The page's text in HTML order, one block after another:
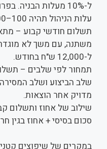
עלות הניהול תהיה 100–200 אלף ש"ח.
תשלום חודשי קבוע –
ל-12,000 ש"ח בחודש.
תמחור לפי שלבים –
שלב הביצוע ושלב
מדויק אחר הוצאות.
שילוב של אחוז ותשלום
סכום בסיסי + אחוז בגין
במקרים של שיפוצים